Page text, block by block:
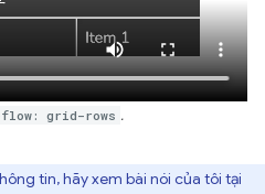
grid-rows .
tin, hãy xem bài nói của tôi tại